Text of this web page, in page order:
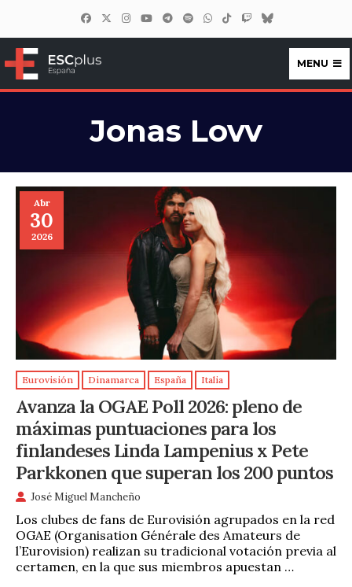
ESCplus España
MENU
Jonas Lovv
Abr
30
2026
Eurovisión Dinamarca España Italia
Avanza la OGAE Poll 2026: pleno de
máximas puntuaciones para los
finlandeses Linda Lampenius x Pete
Parkkonen que superan los 200 puntos
José Miguel Mancheño
Los clubes de fans de Eurovisión agrupados en la red
OGAE (Organisation Générale des Amateurs de
l’Eurovision) realizan su tradicional votación previa al
certamen, en la que sus miembros apuestan …